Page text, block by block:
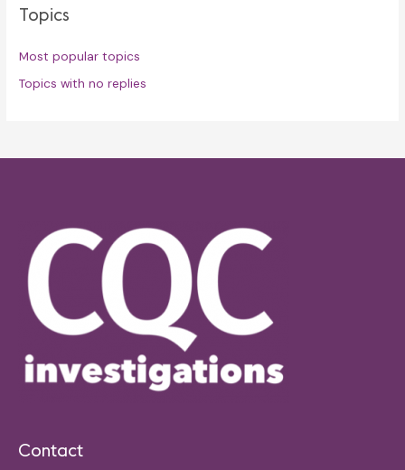
Topics
Most popular topics
Topics with no replies
Contact